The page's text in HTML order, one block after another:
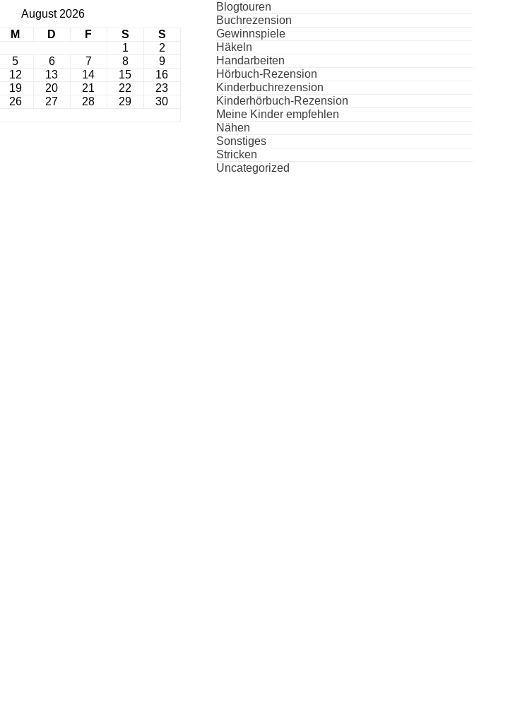
August 2026
M D F S
S
1
2
5 6 7 8
9
12 13 14 15
16
19 20 21 22
23
26 27 28 29
30
Blogtouren
Buchrezension
Gewinnspiele
Häkeln
Handarbeiten
Hörbuch-Rezension
Kinderbuchrezension
Kinderhörbuch-Rezension
Meine Kinder empfehlen
Nähen
Sonstiges
Stricken
Uncategorized